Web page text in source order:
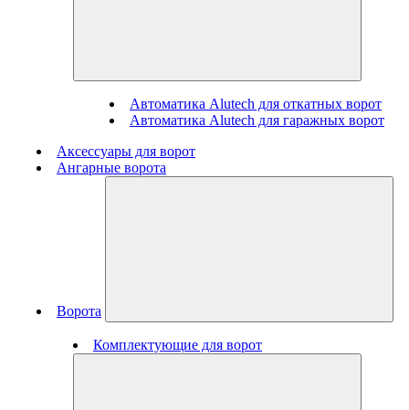
Автоматика Alutech для откатных ворот
Автоматика Alutech для гаражных ворот
Аксессуары для ворот
Ангарные ворота
Ворота
Комплектующие для ворот